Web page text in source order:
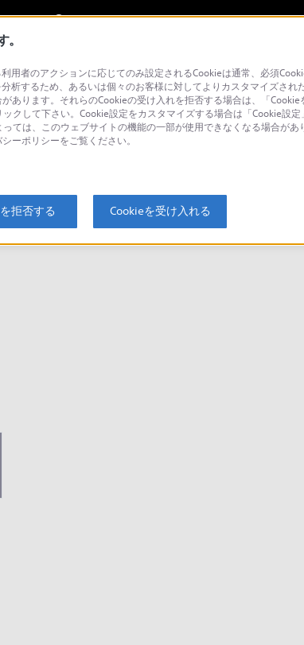
者のアクションに応じてのみ設定されるCookieは通常、必須
するため、あるいは個々のお客様に対してよりカスタマイズされ
ります。それらのCookieの受け入れを拒否する場合は、「Cookie
クして下さい。Cookie設定をカスタマイズする場合は「Cookie設定
ては、このウェブサイトの機能の一部が使用できなくなる場合があ
ーポリシーをご覧ください。
拒否する Cookieを受け入れる